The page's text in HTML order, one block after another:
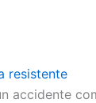
resistente
accidente